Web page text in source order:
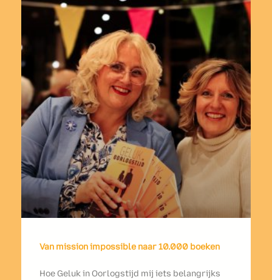
Van mission impossible naar 10.000 boeken
Hoe Geluk in Oorlogstijd mij iets belangrijks